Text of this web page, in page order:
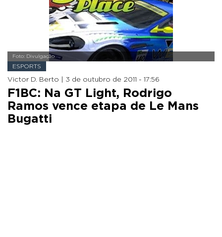
Foto: Divulgação
ESPORTS
Victor D. Berto | 3 de outubro de 2011 - 17:56
F1BC: Na GT Light, Rodrigo
Ramos vence etapa de Le Mans
Bugatti